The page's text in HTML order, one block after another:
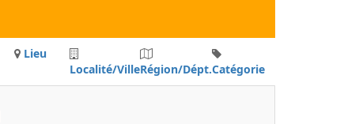
Lieu
Localité/VilleRégion/Dépt.Catégorie